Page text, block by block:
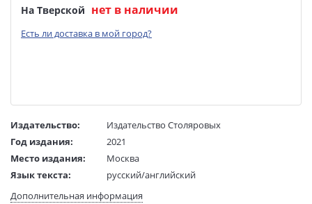
На Тверской нет в наличии
Есть ли доставка в мой город?
Издательство:
Издательство Столяровых
Год издания:
2021
Место издания:
Москва
Язык текста:
русский/английский
Язык оригинала:
русский
Дополнительная информация